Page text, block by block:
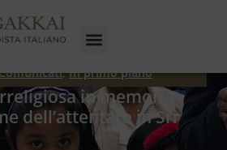
,In primo piano
in memoria
dell’attentato in Sri